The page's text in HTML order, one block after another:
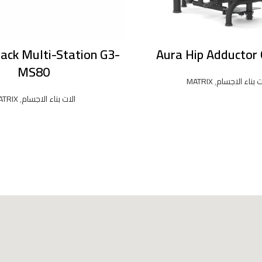
Aura Hip Adductor
بناء الاجسام,
MATRIX
Multi-Station G3-
MS80
الات بناء الاجسام,